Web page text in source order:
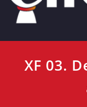
XF 03.